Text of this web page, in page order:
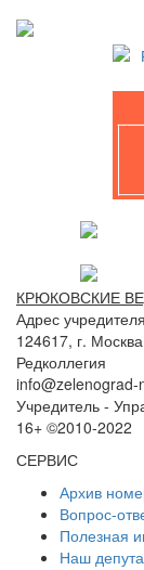
КРЮКОВСКИЕ
Адрес
124617, г.
Редколлегия
info@zelenograd-
Учредитель -
16+ ©2010-2022
СЕРВИС
Архив
Вопрос-
Полезная
Наш